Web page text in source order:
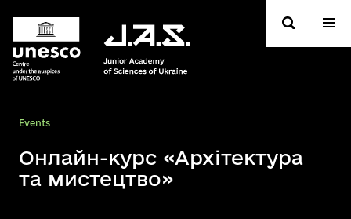
Events
Онлайн-курс «Архітектура
та мистецтво»